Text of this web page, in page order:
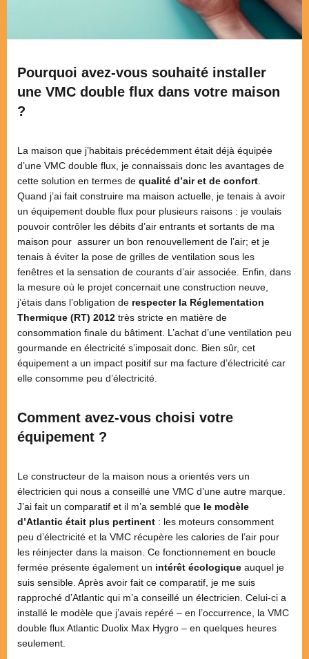
Pourquoi avez-vous souhaité installer
une VMC double flux dans votre maison
?
La maison que j’habitais précédemment était déjà équipée
d’une VMC double flux, je connaissais donc les avantages de
cette solution en termes de qualité d’air et de confort
Quand j’ai fait construire ma maison actuelle, je tenais à avoir
un équipement double flux pour plusieurs raisons : je voulais
pouvoir contrôler les débits d’air entrants et sortants de ma
maison pour assurer un bon renouvellement de l’air; et je
tenais à éviter la pose de grilles de ventilation sous les
fenêtres et la sensation de courants d’air associée. Enfin, dans
la mesure où le projet concernait une construction neuve,
j’étais dans l’obligation de respecter la Réglementation
Thermique (RT) 2012 très stricte en matière de
consommation finale du bâtiment. L’achat d’une ventilation peu
gourmande en électricité s’imposait donc. Bien sûr, cet
équipement a un impact positif sur ma facture d’électricité car
elle consomme peu d’électricité.
Comment avez-vous choisi votre
équipement ?
Le constructeur de la maison nous a orientés vers un
électricien qui nous a conseillé une VMC d’une autre marque.
J’ai fait un comparatif et il m’a semblé que le modèle
d’Atlantic était plus pertinent : les moteurs consomment
peu d’électricité et la VMC récupère les calories de l’air pour
les réinjecter dans la maison. Ce fonctionnement en boucle
fermée présente également un intérêt écologique auquel je
suis sensible. Après avoir fait ce comparatif, je me suis
rapproché d’Atlantic qui m’a conseillé un électricien. Celui-ci a
installé le modèle que j’avais repéré – en l’occurrence, la VMC
double flux Atlantic Duolix Max Hygro – en quelques heures
seulement.